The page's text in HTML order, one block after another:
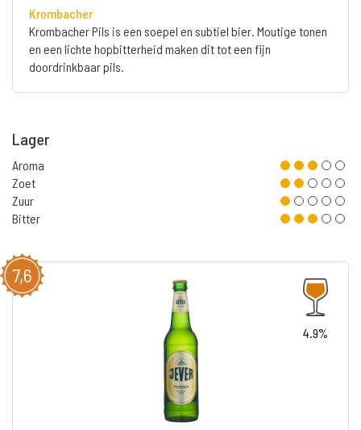
Krombacher
Krombacher Pils is een soepel en subtiel bier. Moutige tonen
en een lichte hopbitterheid maken dit tot een fijn
doordrinkbaar pils.
Lager
Aroma
Zoet
Zuur
Bitter
7,6
4.9%